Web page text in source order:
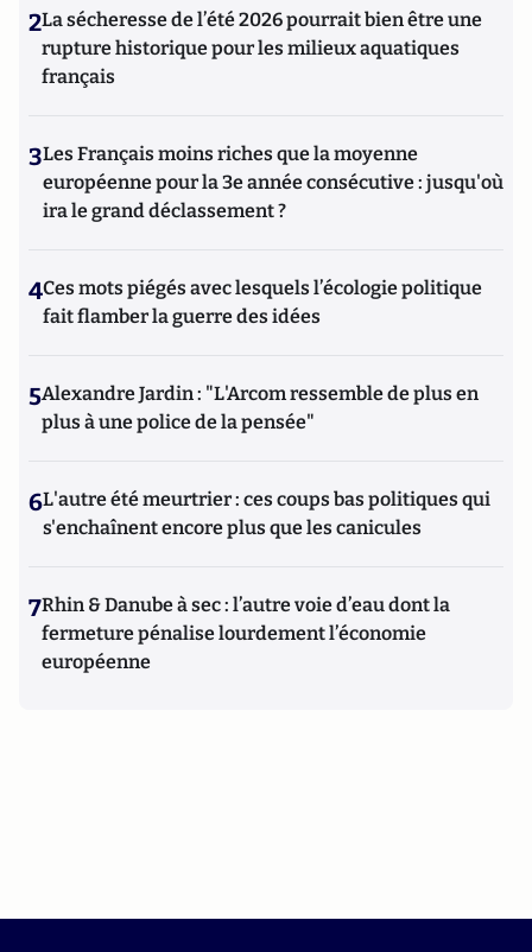
2La sécheresse de l’été 2026 pourrait bien être une
rupture historique pour les milieux aquatiques
français
3Les Français moins riches que la moyenne
européenne pour la 3e année consécutive : jusqu'où
ira le grand déclassement ?
4Ces mots piégés avec lesquels l’écologie politique
fait flamber la guerre des idées
5Alexandre Jardin : "L'Arcom ressemble de plus en
plus à une police de la pensée"
6L'autre été meurtrier : ces coups bas politiques qui
s'enchaînent encore plus que les canicules
7Rhin & Danube à sec : l’autre voie d’eau dont la
fermeture pénalise lourdement l’économie
européenne